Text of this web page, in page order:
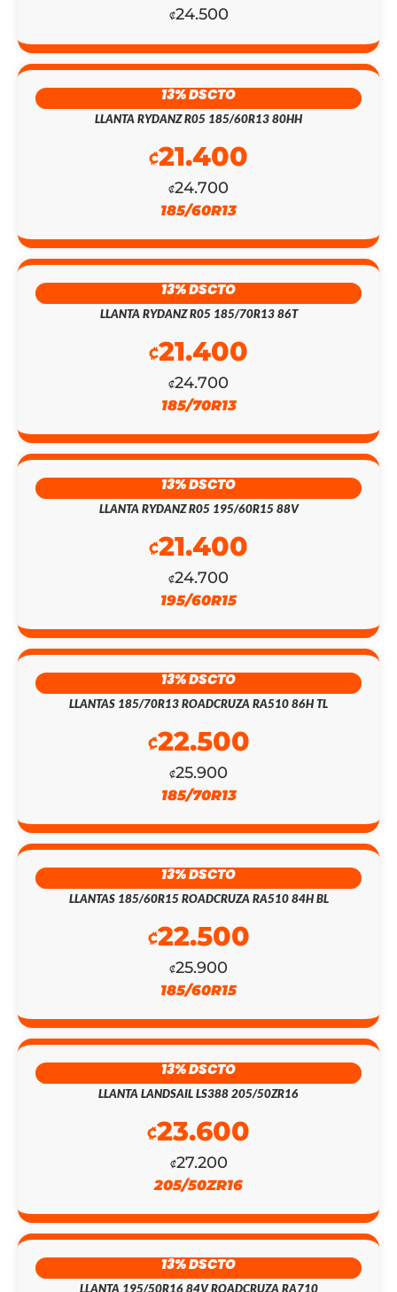
₡24.500
13% DSCTO
LLANTA RYDANZ R05 185/60R13 80HH
₡24.700
₡21.400
185/60R13
13% DSCTO
LLANTA RYDANZ R05 185/70R13 86T
₡24.700
₡21.400
185/70R13
13% DSCTO
LLANTA RYDANZ R05 195/60R15 88V
₡24.700
₡21.400
195/60R15
13% DSCTO
LLANTAS 185/70R13 ROADCRUZA RA510 86H TL
₡25.900
₡22.500
185/70R13
13% DSCTO
LLANTAS 185/60R15 ROADCRUZA RA510 84H BL
₡25.900
₡22.500
185/60R15
13% DSCTO
LLANTA LANDSAIL LS388 205/50ZR16
₡27.200
₡23.600
205/50ZR16
13% DSCTO
LLANTA 195/50R16 84V ROADCRUZA RA710
ORIGINAL
ERA:
₡154.100.
ACTUAL
ES:
₡134.000.
ORIGINAL
ERA:
₡155.300.
ACTUAL
ES:
₡135.000.